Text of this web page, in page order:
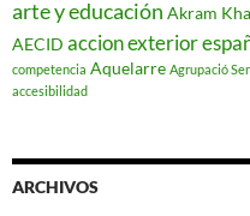
arte y educación Akram
AECID accion exterior
competencia Aquelarre Agrupació
accesibilidad
ARCHIVOS